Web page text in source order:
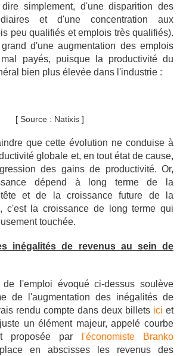
simplement, d'une disparition des
et d'une concentration aux
peu qualifiés et emplois très qualifiés).
d'une augmentation des emplois
payés, puisque la productivité du
bien plus élevée dans l'industrie :
[ Source : Natixis ]
que cette évolution ne conduise à
globale et, en tout état de cause,
des gains de productivité. Or,
dépend à long termede la
tête et de la croissance future de la
, c'est la croissance de long terme qui
touchée.
inégalités de revenus au sein de
de l'emploi évoqué ci-dessus soulève
de l'augmentation des inégalités de
rendu compte dans deux billets ici et
un élément majeur,appelé courbe
proposée par
l'économiste Branko
en abscisses les revenus des